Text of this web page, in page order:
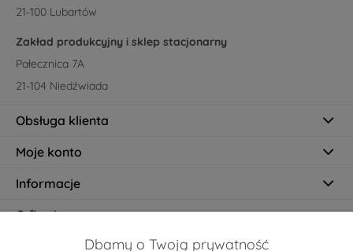
21-100 Lubartów
Zakład produkcyjny i sklep stacjonarny
Pałecznica 7A
21-104 Niedźwiada
Obsługa klienta
Moje konto
Informacje
O firmie
Dbamy o Twoją prywatność